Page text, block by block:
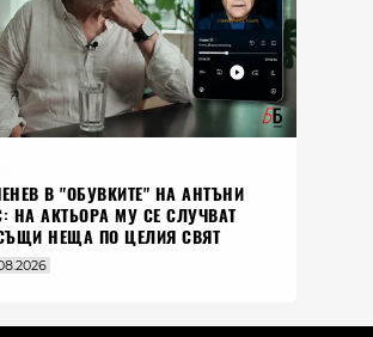
В "ОБУВКИТЕ" НА АНТЪНИ
НА АКТЬОРА МУ СЕ СЛУЧВАТ
НЕЩА ПО ЦЕЛИЯ СВЯТ